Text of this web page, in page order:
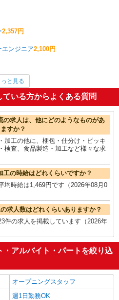
2,357円
ンジニア2,100円
る
っと見る
いる方からよくある質問
の求人は、他にどのようなものがあ
すか？
加工の他に、梱包・仕分け・ピッキ
検査、食品製造・加工など様々な求
の時給はどれくらいですか？
均時給は1,469円です（2026年08月0
求人数はどれくらいありますか？
件の求人を掲載しています（2026年
・アルバイト・パートを絞り込
オープニングスタッフ
週1日勤務OK